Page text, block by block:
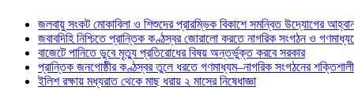
জলবায়ু সংকট মোকাবিলা ও শিশুদের প্রারম্ভিক বিকাশে সমন্বিত উদ্যোগের
জবাবদিহি নিশ্চিতে প্রান্তিক কণ্ঠস্বর জোরালো করতে নাগরিক সংগঠন ও
বাজেটে পানিতে ডুবে মৃত্যু প্রতিরোধের বিষয় অন্তর্ভুক্ত করবে সরকার
প্রান্তিক জনগোষ্ঠীর কণ্ঠস্বর তুলে ধরতে গণমাধ্যম–নাগরিক সংগঠনের
ইলিশ রক্ষায় মধ্যরাত থেকে মাছ ধরায় ২ মাসের নিষেধাজ্ঞা